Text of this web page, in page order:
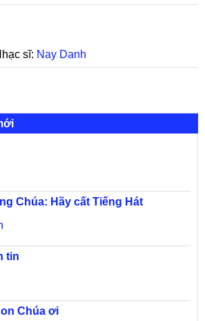
sĩ: Nay Danh
Chúa: Hãy cất Tiếng Hát
tin
Chúa ơi